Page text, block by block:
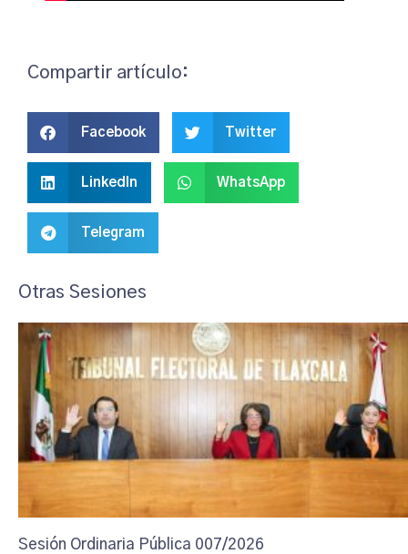
Compartir artículo:
Facebook Twitter
LinkedIn WhatsApp
Telegram
Otras Sesiones
Sesión Ordinaria Pública 007/2026